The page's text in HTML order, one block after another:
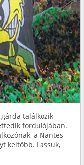
találkozik
fordulójában.
a Nantes
keltőbb. Lássuk,